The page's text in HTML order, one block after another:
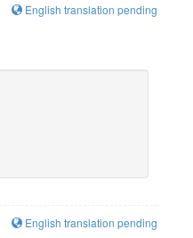
English translation pending
English translation pending